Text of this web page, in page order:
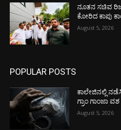
ನೂತನ ಸಚಿವ
ಕೋರಿದ ಕಾಪು
August 5, 2026
POPULAR POSTS
ಕಾಲೇಜಿನಲ್ಲಿ
ಗ್ರಾಂ ಗಾಂಜಾ ವಶ
August 5, 2026